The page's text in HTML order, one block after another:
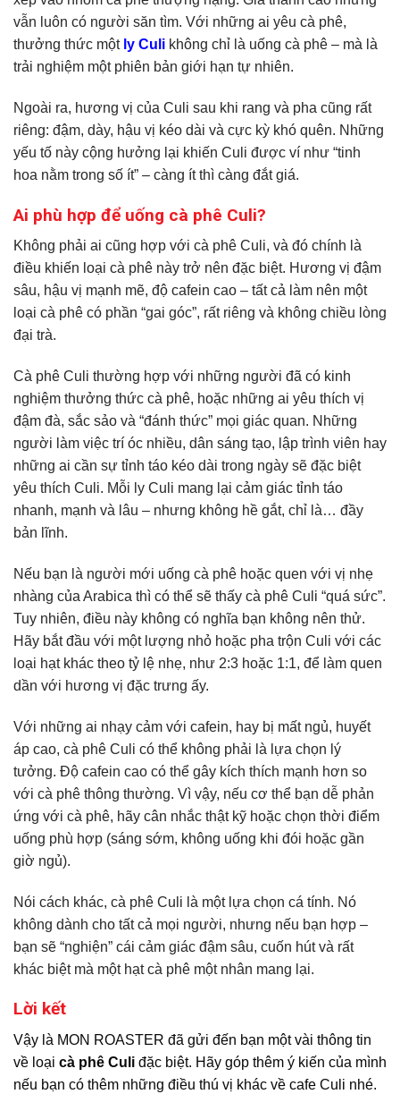
vẫn luôn có người săn tìm. Với những ai yêu cà phê,
thưởng thức một ly Culi không chỉ là uống cà phê – mà là
trải nghiệm một phiên bản giới hạn tự nhiên.
Ngoài ra, hương vị của Culi sau khi rang và pha cũng rất
riêng: đậm, dày, hậu vị kéo dài và cực kỳ khó quên. Những
yếu tố này cộng hưởng lại khiến Culi được ví như “tinh
hoa nằm trong số ít” – càng ít thì càng đắt giá.
Ai phù hợp để uống cà phê Culi?
Không phải ai cũng hợp với cà phê Culi, và đó chính là
điều khiến loại cà phê này trở nên đặc biệt. Hương vị đậm
sâu, hậu vị mạnh mẽ, độ cafein cao – tất cả làm nên một
loại cà phê có phần “gai góc”, rất riêng và không chiều lòng
đại trà.
Cà phê Culi thường hợp với những người đã có kinh
nghiệm thưởng thức cà phê, hoặc những ai yêu thích vị
đậm đà, sắc sảo và “đánh thức” mọi giác quan. Những
người làm việc trí óc nhiều, dân sáng tạo, lập trình viên hay
những ai cần sự tỉnh táo kéo dài trong ngày sẽ đặc biệt
yêu thích Culi. Mỗi ly Culi mang lại cảm giác tỉnh táo
nhanh, mạnh và lâu – nhưng không hề gắt, chỉ là… đầy
bản lĩnh.
Nếu bạn là người mới uống cà phê hoặc quen với vị nhẹ
nhàng của Arabica thì có thể sẽ thấy cà phê Culi “quá sức”.
Tuy nhiên, điều này không có nghĩa bạn không nên thử.
Hãy bắt đầu với một lượng nhỏ hoặc pha trộn Culi với các
loại hạt khác theo tỷ lệ nhẹ, như 2:3 hoặc 1:1, để làm quen
dần với hương vị đặc trưng ấy.
Với những ai nhạy cảm với cafein, hay bị mất ngủ, huyết
áp cao, cà phê Culi có thể không phải là lựa chọn lý
tưởng. Độ cafein cao có thể gây kích thích mạnh hơn so
với cà phê thông thường. Vì vậy, nếu cơ thể bạn dễ phản
ứng với cà phê, hãy cân nhắc thật kỹ hoặc chọn thời điểm
uống phù hợp (sáng sớm, không uống khi đói hoặc gần
giờ ngủ).
Nói cách khác, cà phê Culi là một lựa chọn cá tính. Nó
không dành cho tất cả mọi người, nhưng nếu bạn hợp –
bạn sẽ “nghiện” cái cảm giác đậm sâu, cuốn hút và rất
khác biệt mà một hạt cà phê một nhân mang lại.
Lời kết
Vậy là MON ROASTER đã gửi đến bạn một vài thông tin
về loại cà phê Culi đặc biệt. Hãy góp thêm ý kiến của mình
nếu bạn có thêm những điều thú vị khác về cafe Culi nhé.